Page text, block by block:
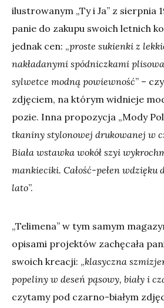
ilustrowanym „Ty i Ja” z sierpnia
panie do zakupu swoich letnich
jednak cen: „proste sukienki z
nakładanymi spódniczkami
sylwetce modną powiewność” –
zdjęciem, na którym widnieje
pozie. Inna propozycja „Mody
tkaniny stylonowej drukowanej w
Biała wstawka wokół szyi
mankieciki. Całość-pełen wdzięku
lato”.
„Telimena” w tym samym
opisami projektów zachęcała
swoich kreacji: „klasyczna
popeliny w deseń pąsowy, biały i
czytamy pod czarno-białym